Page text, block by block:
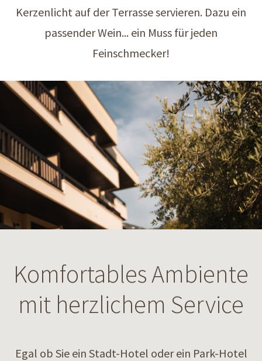
Kerzenlicht auf der Terrasse servieren. Dazu ein
passender Wein... ein Muss für jeden
Feinschmecker!
Komfortables Ambiente
mit herzlichem Service
Egal ob Sie ein Stadt-Hotel oder ein Park-Hotel